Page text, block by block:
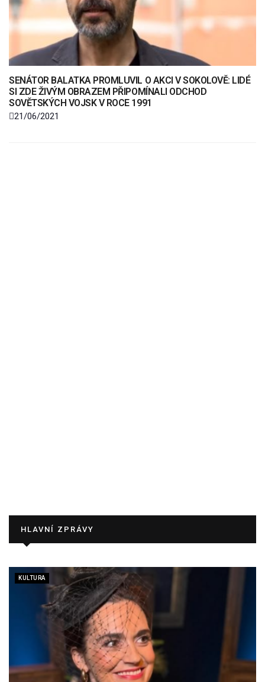
SENÁTOR BALATKA PROMLUVIL O AKCI V SOKOLOVĚ: LIDÉ
SI ZDE ŽIVÝM OBRAZEM PŘIPOMÍNALI ODCHOD
SOVĚTSKÝCH VOJSK V ROCE 1991
21/06/2021
HLAVNÍ ZPRÁVY
KULTURA